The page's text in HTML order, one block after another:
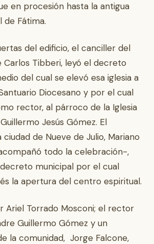
en procesión hasta la antigua
de Fátima.
del edificio, el canciller del
Carlos Tibberi, leyó el decreto
del cual se elevó esa iglesia a
Diocesano y por el cual
rector, al párroco de la Iglesia
Jesús Gómez. El
de Nueve de Julio, Mariano
todo la celebración-,
municipal por el cual
la apertura del centro espiritual.
Ariel Torrado Mosconi; el rector
Guillermo Gómez y un
la comunidad, Jorge Falcone,